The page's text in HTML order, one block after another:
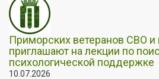
Приморских ветеранов СВО и
приглашают на лекции по
психологической поддержке
10.07.2026